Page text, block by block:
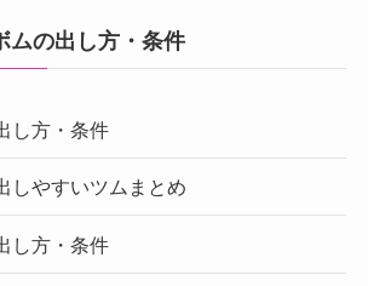
ムの出し方・条件
し方・条件
しやすいツムまとめ
し方・条件